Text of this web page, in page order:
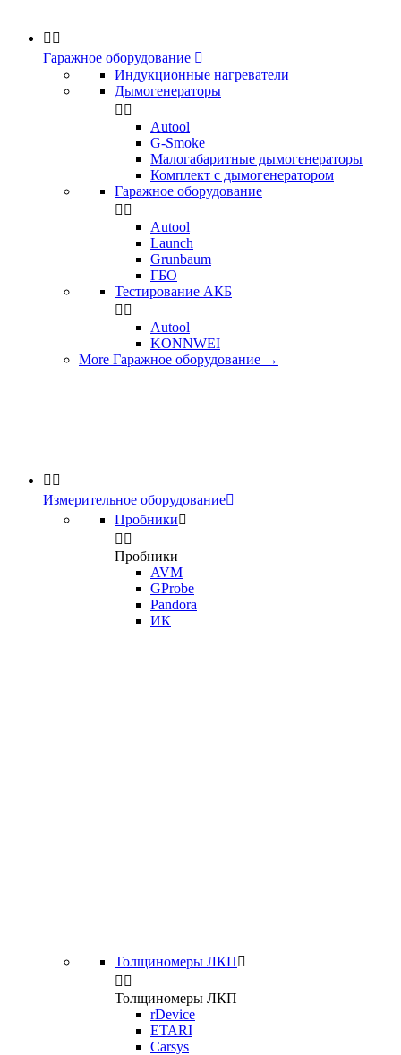
 
Гаражное оборудование 
Индукционные нагреватели
Дымогенераторы
 
Аutool
G-Smoke
Малогабаритные дымогенераторы
Комплект с дымогенератором
Гаражное оборудование
 
Autool
Launch
Grunbaum
ГБО
Тестирование АКБ
 
Autool
KONNWEI
More Гаражное оборудование →
 
Измерительное оборудование
Пробники
 
Пробники
AVM
GProbe
Pandora
ИК
Толщиномеры ЛКП
 
Толщиномеры ЛКП
rDevice
ETARI
Carsys